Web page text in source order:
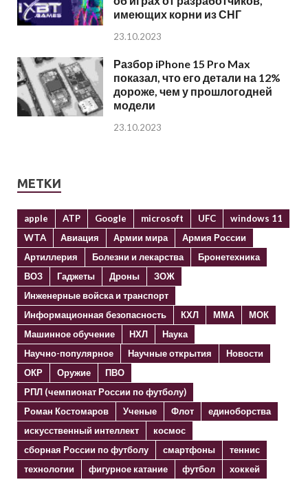
имеющих корни из СНГ
23.10.2023
Разбор iPhone 15 Pro Max
показал, что его детали на 12%
дороже, чем у прошлогодней
модели
23.10.2023
МЕТКИ
apple ATP Google microsoft UFC
windows 11
WTA
Авиация Армии мира
Армия России
Артиллерия
Болезни и лекарства
Бронетехника
ВОЗ
Гаджеты Дроны
ЗОЖ
Инженерные войска и транспорт
Информационная безопасность
КХЛ ММА
МОК
Машинное обучение
НХЛ
Наука
Научно-популярное
Научные открытия
Новости
ОКР
Оружие
ПВО
РПЛ (чемпионат России по футболу)
Роман Костомаров
Ученые Флот
единоборства
искусственный интеллект
космос
сборная России по футболу
смартфоны
теннис
технологии
фигурное катание футбол хоккей